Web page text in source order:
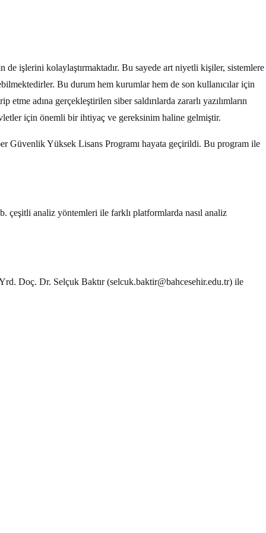
işlerini kolaylaştırmaktadır. Bu sayede art niyetli kişiler, sistemlere
Bu durum hem kurumlar hem de son kullanıcılar için
adına gerçekleştirilen siber saldırılarda zararlı yazılımların
için önemli bir ihtiyaç ve gereksinim haline gelmiştir.
Güvenlik Yüksek Lisans Programı hayata geçirildi. Bu program ile
çeşitli analiz yöntemleri ile farklı platformlarda nasıl analiz
Doç. Dr. Selçuk Baktır (selcuk.baktir@bahcesehir.edu.tr) ile